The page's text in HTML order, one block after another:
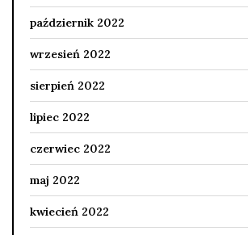
październik 2022
wrzesień 2022
sierpień 2022
lipiec 2022
czerwiec 2022
maj 2022
kwiecień 2022